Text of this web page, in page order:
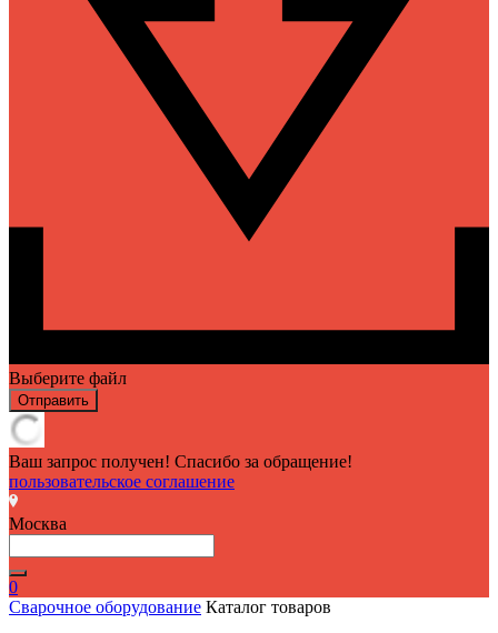
Выберите файл
Отправить
Ваш запрос получен! Спасибо за обращение!
пользовательское соглашение
Москва
0
Сварочное оборудование Каталог товаров